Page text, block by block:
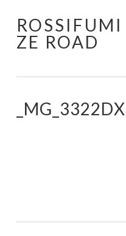
Aller
au
ROSSIFUMI
ZE ROAD